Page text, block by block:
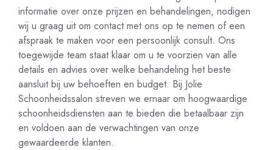
informatie over onze prijzen en behandelingen, nodigen
wij u graag uit om contact met ons op te nemen of een
afspraak te maken voor een persoonlijk consult. Ons
toegewijde team staat klaar om u te voorzien van alle
details en advies over welke behandeling het beste
aansluit bij uw behoeften en budget. Bij Jolie
Schoonheidssalon streven we ernaar om hoogwaardige
schoonheidsdiensten aan te bieden die betaalbaar zijn
en voldoen aan de verwachtingen van onze
gewaardeerde klanten.